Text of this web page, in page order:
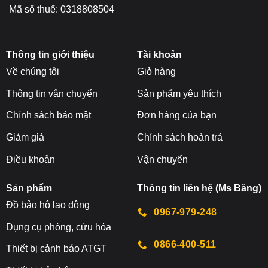
Mã số thuế: 0318808504
Thông tin giới thiệu
Về chúng tôi
Thông tin vận chuyển
Chính sách bảo mật
Giảm giá
Điều khoản
Tài khoản
Giỏ hàng
Sản phẩm yêu thích
Đơn hàng của bạn
Chính sách hoàn trả
Vận chuyển
Sản phẩm
Đồ bảo hộ lao động
Dụng cụ phòng, cứu hỏa
Thiết bị cảnh báo ATGT
Thông tin liên hệ (Ms Băng)
0967-979-248
0866-400-511